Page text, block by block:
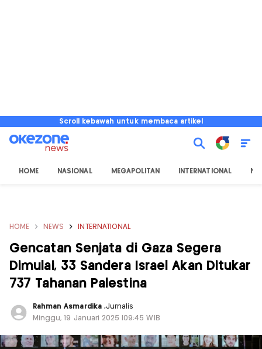
Scroll kebawah untuk membaca artikel
HOME NASIONAL MEGAPOLITAN INTERNATIONAL
HOME NEWS INTERNATIONAL
Gencatan Senjata di Gaza Segera
Dimulai, 33 Sandera Israel Akan Ditukar
737 Tahanan Palestina
Rahman Asmardika ,Jurnalis
Minggu, 19 Januari 2025 |09:45 WIB